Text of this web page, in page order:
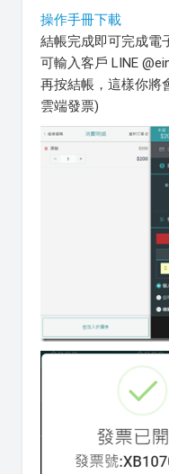
操作手冊下載
結帳完成即可完成電
可輸入客戶 LINE
再按結帳，這樣你將
雲端發票)